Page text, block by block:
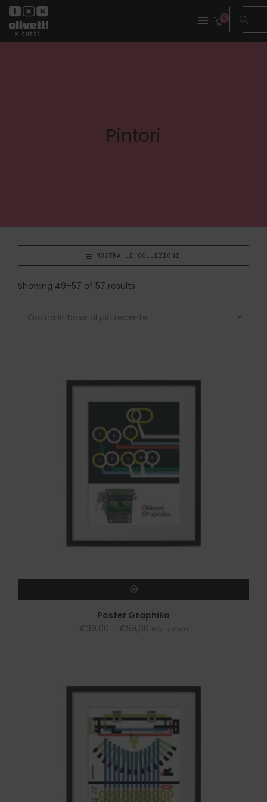
0
Pintori
MOSTRA LE COLLEZIONI
Showing 49–57 of 57 results
Ordina in base al più recente
SCEGLI
Poster Graphika
€39,00 – €59,00 IVA inclusa